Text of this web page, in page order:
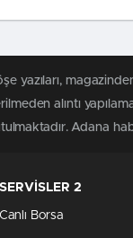
yazıları,
alıntı
Adana
SERVİSLER 2
Canlı Borsa